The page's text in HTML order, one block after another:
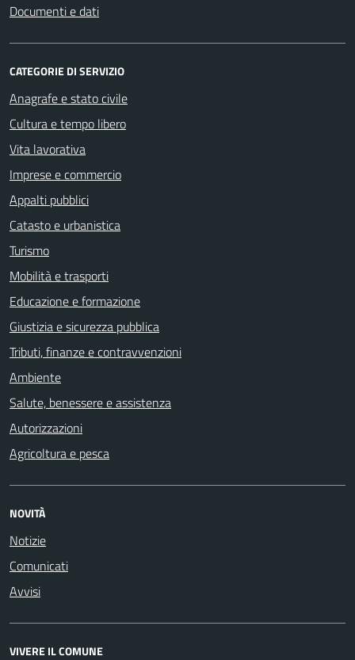
Documenti e dati
CATEGORIE DI SERVIZIO
Anagrafe e stato civile
Cultura e tempo libero
Vita lavorativa
Imprese e commercio
Appalti pubblici
Catasto e urbanistica
Turismo
Mobilità e trasporti
Educazione e formazione
Giustizia e sicurezza pubblica
Tributi, finanze e contravvenzioni
Ambiente
Salute, benessere e assistenza
Autorizzazioni
Agricoltura e pesca
NOVITÀ
Notizie
Comunicati
Avvisi
VIVERE IL COMUNE